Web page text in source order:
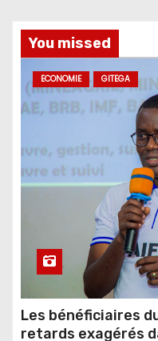
You missed
ECONOMIE GITEGA
Les bénéficiaires
retards exagérés